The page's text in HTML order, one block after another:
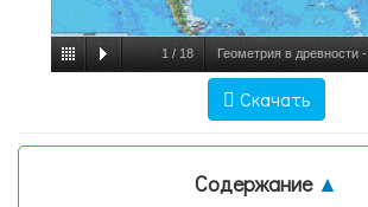
1 / 18 Геометрия в древности -
Скачать
Содержание ▲